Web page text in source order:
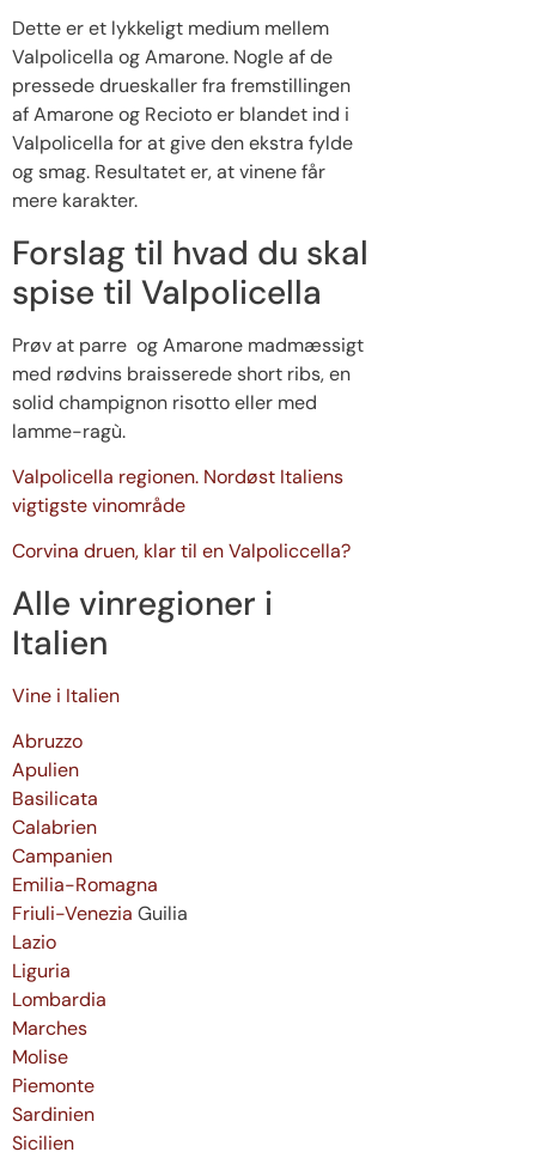
Dette er et lykkeligt medium mellem
Valpolicella og Amarone. Nogle af de
pressede drueskaller fra fremstillingen
af ​​Amarone og Recioto er blandet ind i
Valpolicella for at give den ekstra fylde
og smag. Resultatet er, at vinene får
mere karakter.
Forslag til hvad du skal
spise til Valpolicella
Prøv at parre og Amarone madmæssigt
med rødvins braisserede short ribs, en
solid champignon risotto eller med
lamme-ragù.
Valpolicella regionen. Nordøst Italiens
vigtigste vinområde
Corvina druen, klar til en Valpoliccella?
Alle vinregioner i
Italien
Vine i Italien
Abruzzo
Apulien
Basilicata
Calabrien
Campanien
Emilia-Romagna
Friuli-Venezia Guilia
Lazio
Liguria
Lombardia
Marches
Molise
Piemonte
Sardinien
Sicilien